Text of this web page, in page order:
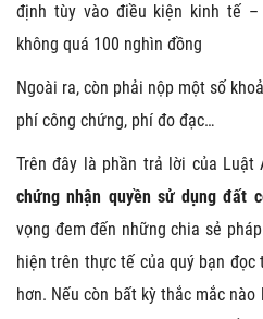
định tùy vào điều kiện kinh tế
không quá 100 nghìn đồng
Ngoài ra, còn phải nộp một số
phí công chứng, phí đo đạc…
Trên đây là phần trả lời của Luật
chứng nhận quyền sử dụng đất
vọng đem đến những chia sẻ
hiện trên thực tế của quý bạn đọc
hơn. Nếu còn bất kỳ thắc mắc